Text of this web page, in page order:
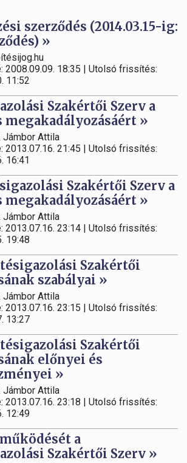
szerződés (2014.03.15-ig:
»
2008.09.09. 18:35 | Utolsó frissítés:
11:52
Szakértői Szerv a
megakadályozásáért »
Jámbor Attila
2013.07.16. 21:45 | Utolsó frissítés:
16:41
Szakértői Szerv a
megakadályozásáért »
Jámbor Attila
2013.07.16. 23:14 | Utolsó frissítés:
19:48
Szakértői
szabályai »
Jámbor Attila
2013.07.16. 23:15 | Utolsó frissítés:
13:27
Szakértői
előnyei és
»
Jámbor Attila
2013.07.16. 23:18 | Utolsó frissítés:
12:49
a
Szakértői Szerv »